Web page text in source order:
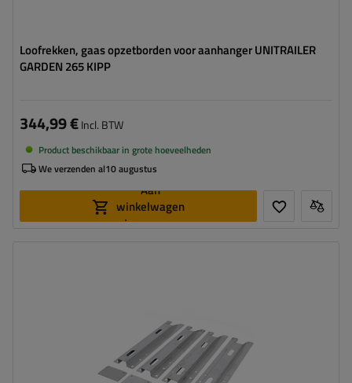
Loofrekken, gaas opzetborden voor aanhanger UNITRAILER
GARDEN 265 KIPP
344,99 €Incl. BTW
Product beschikbaar in grote hoeveelheden
We verzenden al10 augustus
Aan
winkelwagen
toevoegen